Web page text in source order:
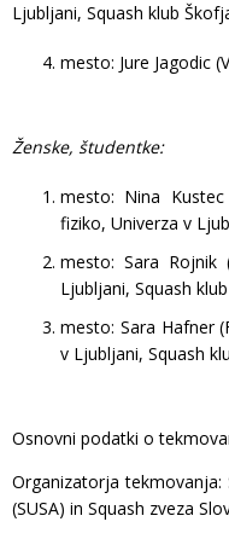
Ljubljani, Squash klub
mesto: Jure Jagodic
Ženske, študentke:
mesto: Nina
fiziko, Univerza v
mesto: Sara
Ljubljani, Squash
mesto: Sara Hafner
v Ljubljani, Squash
Osnovni podatki o
Organizatorja tekmovanja:
(SUSA) in Squash zveza